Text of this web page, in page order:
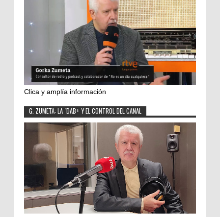
Clica y amplía información
G. ZUMETA: LA "DAB+ Y EL CONTROL DEL CANAL